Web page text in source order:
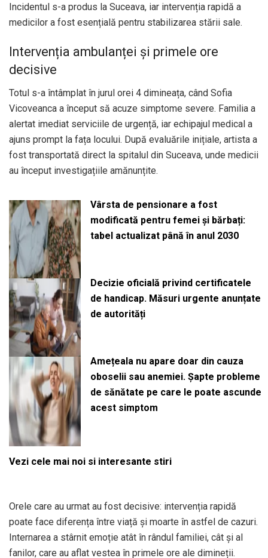
Incidentul s-a produs la Suceava, iar intervenția rapidă a
medicilor a fost esențială pentru stabilizarea stării sale.
Intervenția ambulanței și primele ore
decisive
Totul s-a întâmplat în jurul orei 4 dimineața, când Sofia
Vicoveanca a început să acuze simptome severe. Familia a
alertat imediat serviciile de urgență, iar echipajul medical a
ajuns prompt la fața locului. După evaluările inițiale, artista a
fost transportată direct la spitalul din Suceava, unde medicii
au început investigațiile amănunțite.
Vârsta de pensionare a fost
modificată pentru femei și bărbați:
tabel actualizat până în anul 2030
Decizie oficială privind certificatele
de handicap. Măsuri urgente anunțate
de autorități
Amețeala nu apare doar din cauza
oboselii sau anemiei. Șapte probleme
de sănătate pe care le poate ascunde
acest simptom
Vezi cele mai noi si interesante stiri
Orele care au urmat au fost decisive: intervenția rapidă
poate face diferența între viață și moarte în astfel de cazuri.
Internarea a stârnit emoție atât în rândul familiei, cât și al
fanilor, care au aflat vestea în primele ore ale dimineții.